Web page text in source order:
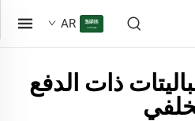
AR
ذات الدفع